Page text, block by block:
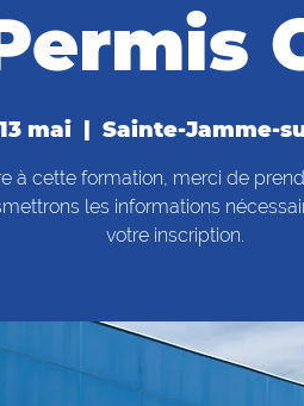
mai
  |
Sainte-Jamme-
à cette formation, merci de
les informations
votre inscription.